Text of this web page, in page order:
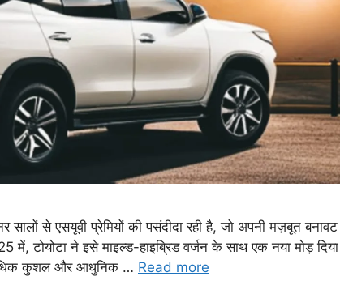
सालों से एसयूवी प्रेमियों की पसंदीदा रही है, जो अपनी मज़बूत बनावट
टोयोटा ने इसे माइल्ड-हाइब्रिड वर्जन के साथ एक नया मोड़ दिया
कुशल और आधुनिक … Read more